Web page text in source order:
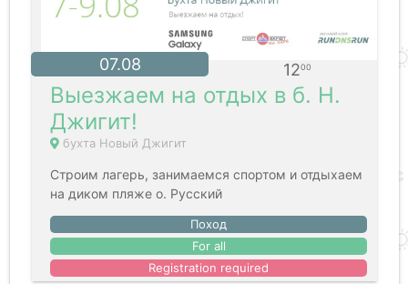
07.08 1200
Выезжаем на отдых в б. Н.
Джигит!
бухта Новый Джигит
Строим лагерь, занимаемся спортом и отдыхаем
на диком пляже о. Русский
Поход
For all
Registration required